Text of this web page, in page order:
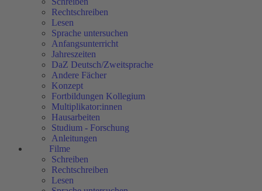
Rechtschreiben
Lesen
Sprache untersuchen
Anfangsunterricht
Jahreszeiten
DaZ Deutsch/Zweitsprache
Andere Fächer
Konzept
Fortbildungen Kollegium
Multiplikator:innen
Hausarbeiten
Studium - Forschung
Anleitungen
Filme
Schreiben
Rechtschreiben
Lesen